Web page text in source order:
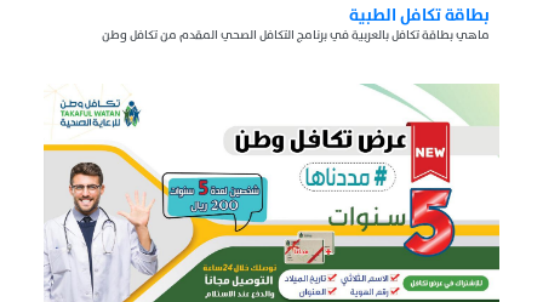
بطاقة تكافل الطبية
ماهي بطاقة تكافل بالعربية في برنامج التكافل الصحي المقدم من تكافل وطن